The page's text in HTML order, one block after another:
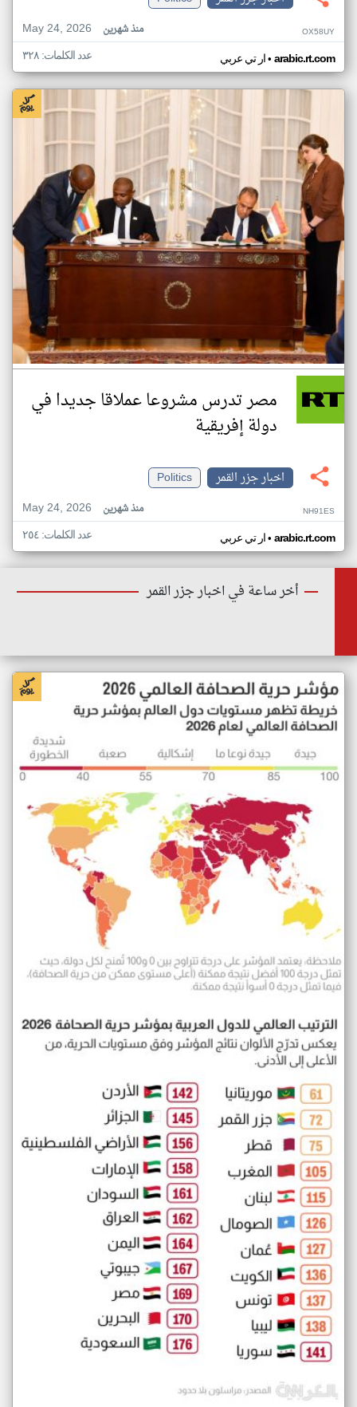
May 24, 2026
منذ شهرين OX58UY
ار تي عربي• arabic.rt.com عدد الكلمات: ٣٢٨
مصر تدرس مشروعا عملاقا جديدا في
دولة إفريقية
اخبار جزر القمر
Politics
May 24, 2026
منذ شهرين NH91ES
ار تي عربي• arabic.rt.com عدد الكلمات: ٢٥٤
أخر ساعة في اخبار جزر القمر